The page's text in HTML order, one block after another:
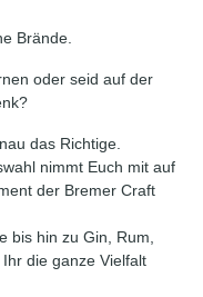
Brände.
oder seid auf der
das Richtige.
nimmt Euch mit auf
der Bremer Craft
bis hin zu Gin, Rum,
die ganze Vielfalt